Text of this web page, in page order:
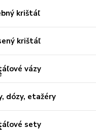
krištáľ
krištáľ
vázy
dózy, etažéry
sety